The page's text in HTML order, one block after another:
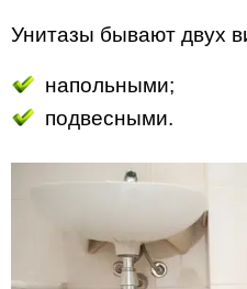
Унитазы бывают двух
напольными;
подвесными.